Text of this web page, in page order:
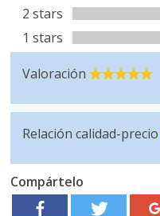
2 stars
1 stars
Valoración
Relación calidad-precio
Compártelo